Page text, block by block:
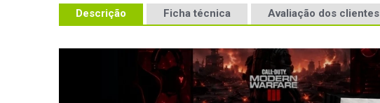
Descrição Ficha técnica Avaliação dos clientes